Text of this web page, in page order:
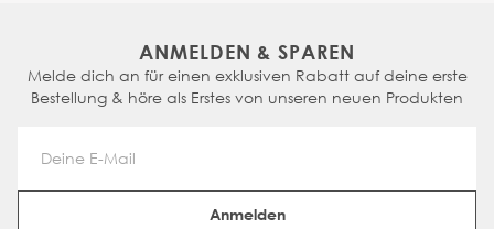
ANMELDEN & SPAREN
Melde dich an für einen exklusiven Rabatt auf deine erste
Bestellung & höre als Erstes von unseren neuen Produkten
Email Address
Anmelden